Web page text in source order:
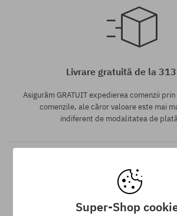
Livrare gratuită de la 313
Asigurăm GRATUIT expedierea comenzii
comenzile, ale căror valoare este mai
indiferent de modalitatea de
Super-Shop